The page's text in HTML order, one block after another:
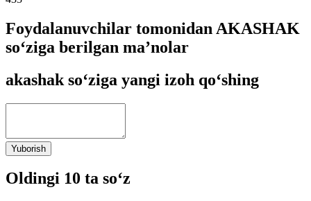
Foydalanuvchilar tomonidan AKASHAK
so‘ziga berilgan ma’nolar
akashak so‘ziga yangi izoh qo‘shing
Yuborish
Oldingi 10 ta so‘z